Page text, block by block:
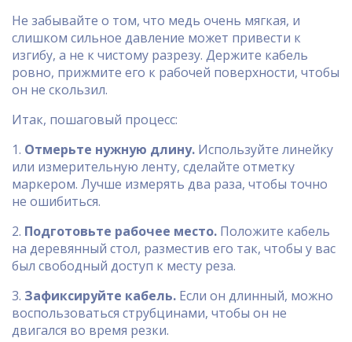
Не забывайте о том, что медь очень мягкая, и
слишком сильное давление может привести к
изгибу, а не к чистому разрезу. Держите кабель
ровно, прижмите его к рабочей поверхности, чтобы
он не скользил.
Итак, пошаговый процесс:
1. Отмерьте нужную длину. Используйте линейку
или измерительную ленту, сделайте отметку
маркером. Лучше измерять два раза, чтобы точно
не ошибиться.
2. Подготовьте рабочее место. Положите кабель
на деревянный стол, разместив его так, чтобы у вас
был свободный доступ к месту реза.
3. Зафиксируйте кабель. Если он длинный, можно
воспользоваться струбцинами, чтобы он не
двигался во время резки.